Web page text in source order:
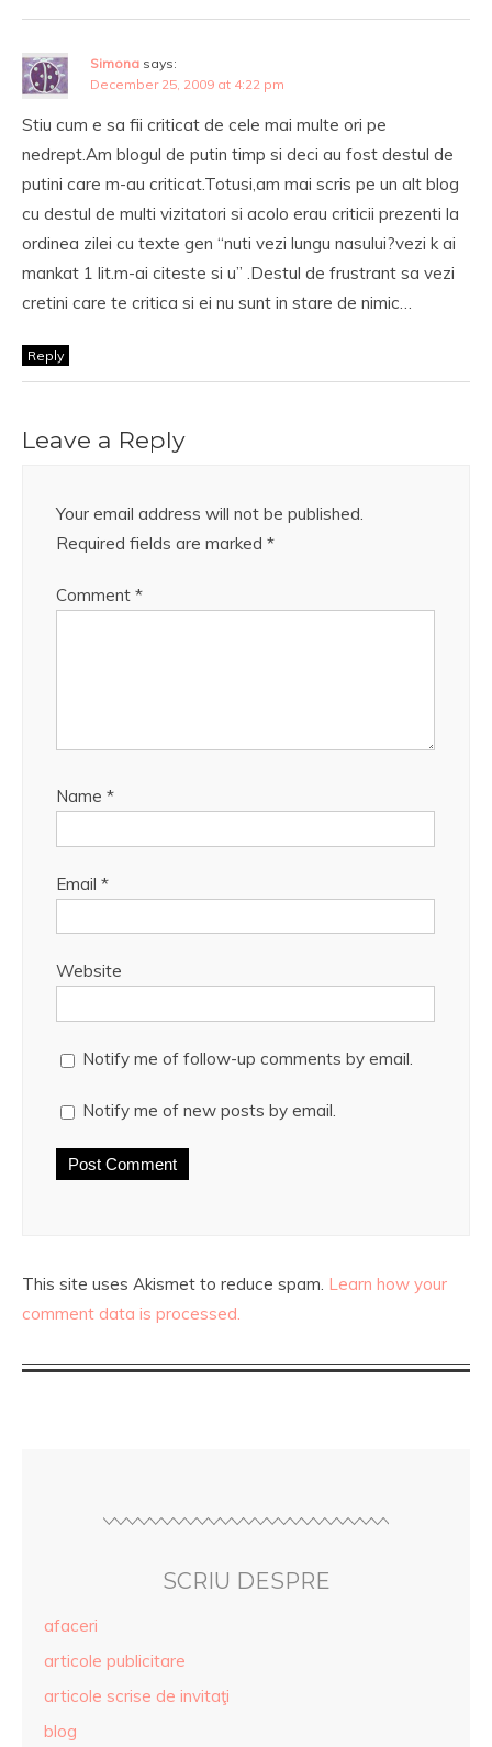
Simona says:
December 25, 2009 at 4:22 pm
Stiu cum e sa fii criticat de cele mai multe ori pe
nedrept.Am blogul de putin timp si deci au fost destul de
putini care m-au criticat.Totusi,am mai scris pe un alt blog
cu destul de multi vizitatori si acolo erau criticii prezenti la
ordinea zilei cu texte gen “nuti vezi lungu nasului?vezi k ai
mankat 1 lit.m-ai citeste si u” .Destul de frustrant sa vezi
cretini care te critica si ei nu sunt in stare de nimic…
Reply
Leave a Reply
Your email address will not be published.
Required fields are marked *
Comment *
Name *
Email *
Website
Notify me of follow-up comments by email.
Notify me of new posts by email.
This site uses Akismet to reduce spam. Learn how your
comment data is processed.
SCRIU DESPRE
afaceri
articole publicitare
articole scrise de invitaţi
blog